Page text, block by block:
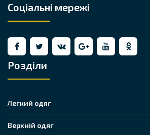
Соціальні мережі
Розділи
Легкий одяг
Верхній одяг